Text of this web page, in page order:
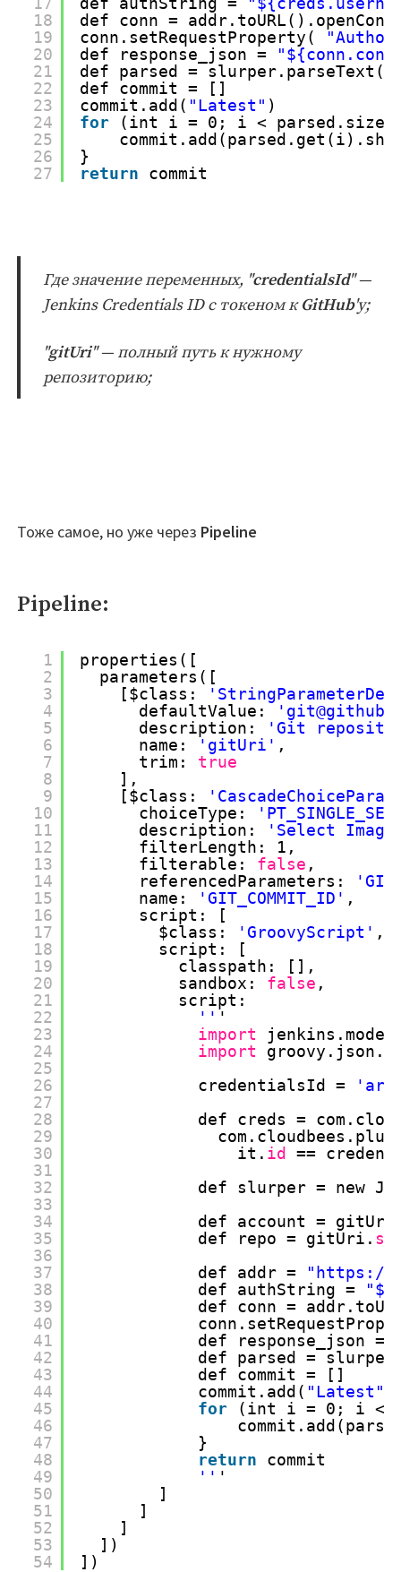
18
19
20
21
22
23
24
25
26
27
def conn =
conn.setRequestProperty(
def response_json =
def parsed =
def commit = []
commit.add( "Latest" )
for
(int i = 0; i <
}
return
commit
Где значение переменных, "credentialsId" —
Jenkins Credentials ID с токеном кGitHub'у;
"gitUri" — полный путь к нужному
репозиторию;
Тоже самое, но уже через Pipeline
Pipeline:
1
2
3
4
5
6
7
8
9
10
11
12
13
14
15
16
17
18
19
20
21
22
23
24
25
26
27
28
29
30
31
32
33
34
35
36
37
38
39
40
41
42
43
44
45
46
47
48
49
50
51
52
53
54
properties([
parameters([
[$class:
defaultValue:
description:
'Git
name:
'gitUri' ,
trim: true
],
[$class:
choiceType:
description:
'Select
filterLength: 1,
filterable: false ,
referencedParameters:
name:
'GIT_COMMIT_ID' ,
script: [
$class:
'GroovyScript' ,
script: [
classpath: [],
sandbox: false ,
script:
'' '
import
import
credentialsId =
def creds =
it. id ==
def slurper = new
def account =
def repo = gitUri.
def addr =
"https://
def authString =
def conn =
def response_json =
def parsed =
def commit = []
commit.add( "Latest"
for
(int i = 0; i <
}
return
commit
'' '
]
]
]
])
])